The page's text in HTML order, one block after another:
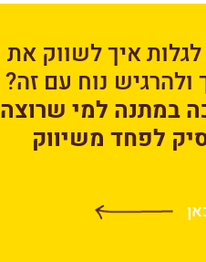
לגלות איך לשווק את
ולהרגיש נוח עם זה?
במתנה למי שרוצה
לפחד משיווק